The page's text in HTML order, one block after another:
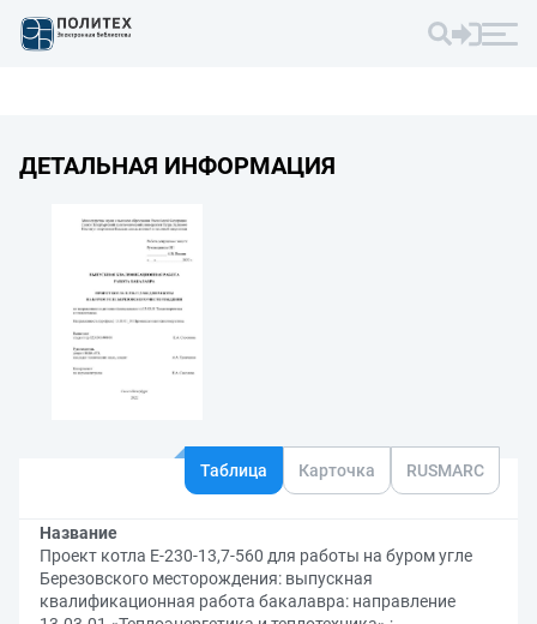
ДЕТАЛЬНАЯ ИНФОРМАЦИЯ
Таблица Карточка RUSMARC
Название
Проект котла Е-230-13,7-560 для работы на буром угле
Березовского месторождения: выпускная
квалификационная работа бакалавра: направление